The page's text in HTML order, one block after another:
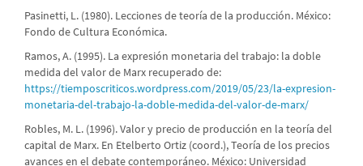
Pasinetti, L. (1980). Lecciones de teoría de la producción. México:
Fondo de Cultura Económica.
Ramos, A. (1995). La expresión monetaria del trabajo: la doble
medida del valor de Marx recuperado de:
https://tiemposcriticos.wordpress.com/2019/05/23/la-expresion-
monetaria-del-trabajo-la-doble-medida-del-valor-de-marx/
Robles, M. L. (1996). Valor y precio de producción en la teoría del
capital de Marx. En Etelberto Ortiz (coord.), Teoría de los precios
avances en el debate contemporáneo. México: Universidad